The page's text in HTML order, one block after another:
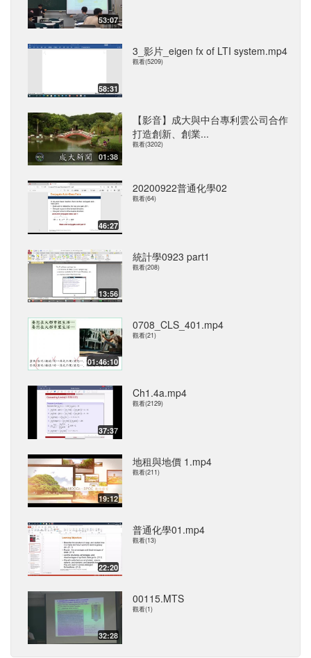
53:07
58:31
3_影片_eigen fx of LTI system.mp4
觀看(5209)
01:38
【影音】成大與中台專利雲公司合作
打造創新、創業...
觀看(3202)
46:27
20200922普通化學02
觀看(64)
13:56
統計學0923 part1
觀看(208)
01:46:10
0708_CLS_401.mp4
觀看(21)
37:37
Ch1.4a.mp4
觀看(2129)
19:12
地租與地價 1.mp4
觀看(211)
22:20
普通化學01.mp4
觀看(13)
32:28
00115.MTS
觀看(1)